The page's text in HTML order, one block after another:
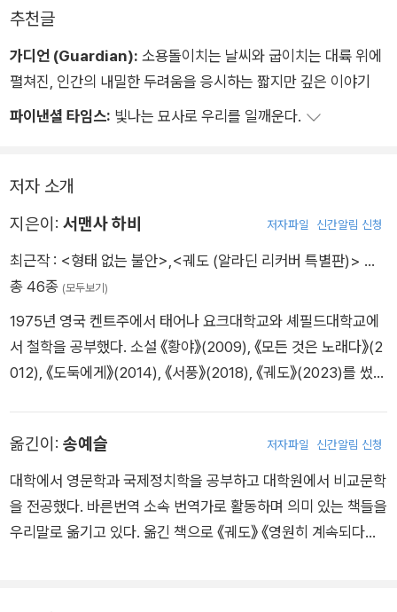
추천글
가디언 (Guardian): 소용돌이치는 날씨와 굽이치는 대륙 위에
펼쳐진, 인간의 내밀한 두려움을 응시하는 짧지만 깊은 이야기
파이낸셜 타임스: 빛나는 묘사로 우리를 일깨운다.
저자 소개
지은이: 서맨사 하비 저자파일 신간알림 신청
최근작 : <형태 없는 불안> <궤도 (알라딘 리커버 특별판)> …
총 46종 (모두보기)
1975년 영국 켄트주에서 태어나 요크대학교와 셰필드대학교에
서 철학을 공부했다. 소설 《황야》(2009), 《모든 것은 노래다》(2
012), 《도둑에게》(2014), 《서풍》(2018), 《궤도》(2023)를 썼
상 등 다수의 문학상 최종 후보에 올랐다. 2024년 《궤도》가 “완
전히 독창적인 보석 같은 소설”이라는 찬사를 받으며 심사위원
만장일치로 부커상을 수상했다. 또한 같은 해에 호손덴상과 인워
즈 문학상을 받았으며, 오웰상(픽션 부문), 어슐러 K. 르 귄 소설
옮긴이: 송예슬 저자파일 신간알림 신청
대학에서 영문학과 국제정치학을 공부하고 대학원에서 비교문학
을 전공했다. 바른번역 소속 번역가로 활동하며 의미 있는 책들을
우리말로 옮기고 있다. 옮긴 책으로 《궤도》 《영원히 계속되다가